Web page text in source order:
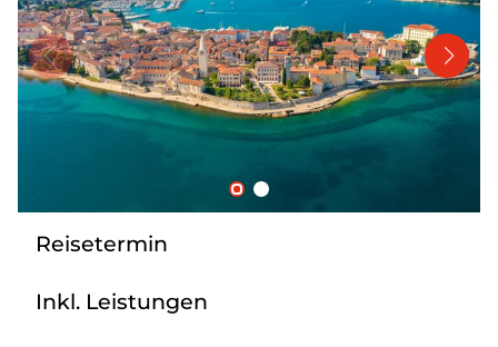
Katalog anfordern
Gutscheine
Service & Kontakt
Reisetermin
Inkl. Leistungen